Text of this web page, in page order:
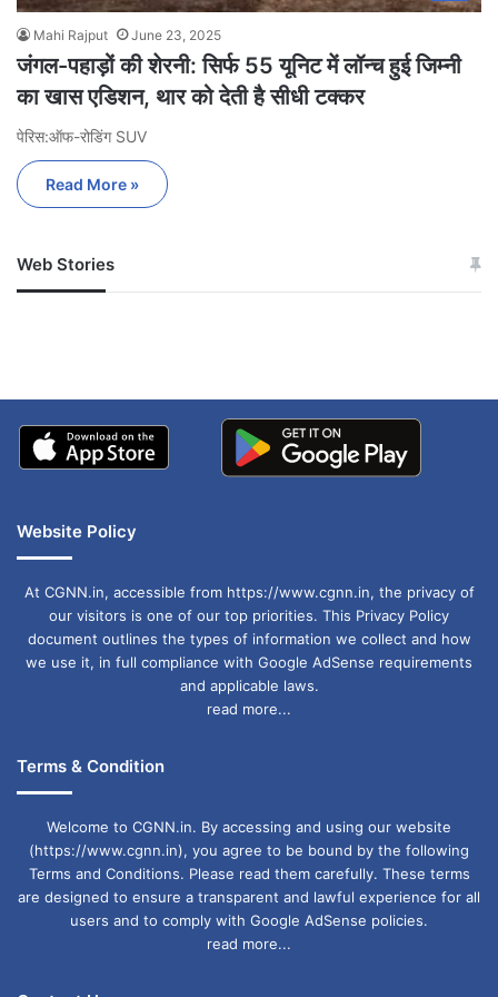
Mahi Rajput June 23, 2025
जंगल-पहाड़ों की शेरनी: सिर्फ 55 यूनिट में लॉन्च हुई जिम्नी
का खास एडिशन, थार को देती है सीधी टक्कर
पेरिस:ऑफ-रोडिंग SUV
Read More »
Web Stories
जम्मू-कश्मीर में बारिश से
अपडेट
खाई में धक्का… आरोपियों ने
Website Policy
At CGNN.in, accessible from https://www.cgnn.in, the privacy of
our visitors is one of our top priorities. This Privacy Policy
document outlines the types of information we collect and how
we use it, in full compliance with Google AdSense requirements
and applicable laws.
read more...
Terms & Condition
Welcome to CGNN.in. By accessing and using our website
(https://www.cgnn.in), you agree to be bound by the following
Terms and Conditions. Please read them carefully. These terms
are designed to ensure a transparent and lawful experience for all
users and to comply with Google AdSense policies.
read more...